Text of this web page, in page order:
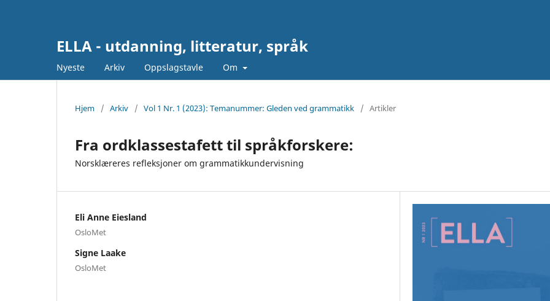
ELLA - utdanning, litteratur, språk
Nyeste Arkiv Oppslagstavle Om
Hjem / Arkiv / Vol 1 Nr. 1 (2023): Temanummer: Gleden ved grammatikk / Artikler
Fra ordklassestafett til språkforskere:
Norsklæreres refleksjoner om grammatikkundervisning
Eli Anne Eiesland
OsloMet
Signe Laake
OsloMet